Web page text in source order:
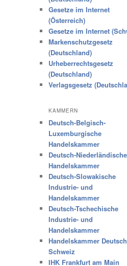
Gesetze im Internet
(Österreich)
Gesetze im Internet
Markenschutzgesetz
(Deutschland)
Urheberrechtsgesetz
(Deutschland)
Verlagsgesetz
KAMMERN
Deutsch-Belgisch-
Luxemburgische
Handelskammer
Deutsch-Niederländische
Handelskammer
Deutsch-Slowakische
Industrie- und
Handelskammer
Deutsch-Tschechische
Industrie- und
Handelskammer
Handelskammer
Schweiz
IHK Frankfurt am Main